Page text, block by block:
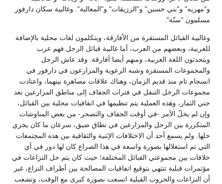
و"مهريه" و"بني حسين" و"الرزيقات" و"المعالية". وغالبية سكان دارفور
مسلمون "سنّة".
وغالبية القبائل المستقرة من الأفارقة، ويتكلمون لغات محلية بالإضافة
للعربية، وبعضهم من العرب، أما غالبية قبائل الرحل فهم عرب
ويتحدثون اللغة العربية، ومنهم أيضا أفارقة. وقد عاش الرحل
والمجموعات المستقرة وشبه الرعوية والمزارعون في دارفور في
انسجام تام منذ قديم الزمان، وهناك علاقات مصاهرة بينهما، واعتادت
مجموعات الرحل التنقل في فترات الجفاف إلى مناطق المزارعين بعد
جني الثمار، وهذه العملية يتم تنظيمها في اتفاقيات محلية بين القبائل،
وإن لم يخلُ الأمر -في أوقت الجفاف والتصحر- من بعض المناوشات
المتكررة بين الرحل والمزارعين في نطاق ضيق، سرعان ما كان يجري
حلها. ولم يسمع أحد أن الاختلافات الإثنية والثقافية بين هذه المجتمعات
التي تم استغلالها بصورة واسعة في هذا الصراع كان لها دور في أي
خلافات بين مجموعتي القبائل المختلفة؛ حيث كان يتم حل النزاعات في
مؤتمرات قبلية تنتهي بتوقيع اتفاقيات المصالحة بين أطراف النزاع، غير
أن النزاعات والحروب القبلية اتسعت بصورة كبرى مع الوقت، وتشعب